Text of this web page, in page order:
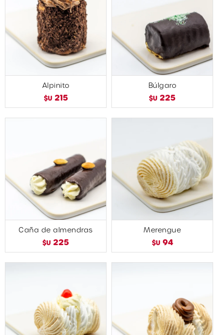
Alpinito
$U 215
Búlgaro
$U 225
Caña de almendras
$U 225
Merengue
$U 94